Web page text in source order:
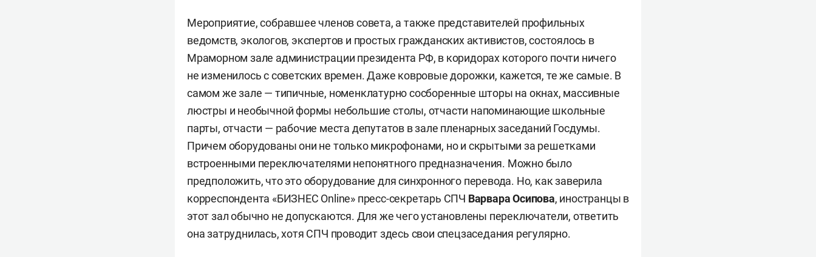
Мероприятие, собравшее членов совета, а также представителей профильных
ведомств, экологов, экспертов и простых гражданских активистов, состоялось в
Мраморном зале администрации президента РФ, в коридорах которого почти ничего
не изменилось с советских времен. Даже ковровые дорожки, кажется, те же самые. В
самом же зале — типичные, номенклатурно сосборенные шторы на окнах, массивные
люстры и необычной формы небольшие столы, отчасти напоминающие школьные
парты, отчасти — рабочие места депутатов в зале пленарных заседаний Госдумы.
Причем оборудованы они не только микрофонами, но и скрытыми за решетками
встроенными переключателями непонятного предназначения. Можно было
предположить, что это оборудование для синхронного перевода. Но, как заверила
корреспондента «БИЗНЕС Online» пресс-секретарь СПЧ Варвара Осипова, иностранцы в
этот зал обычно не допускаются. Для же чего установлены переключатели, ответить
она затруднилась, хотя СПЧ проводит здесь свои спецзаседания регулярно.